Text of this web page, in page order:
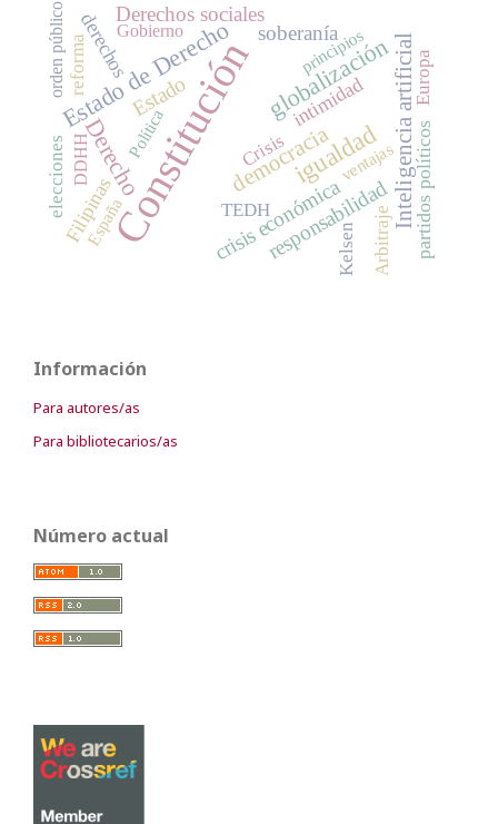
Constitución igualdad
Estado de Derecho globalización
Derecho democracia Inteligencia artificial
crisis económica
Derechos sociales
Estado
soberanía
responsabilidad
intimidad
Filipinas
derechos
partidos políticos
Crisis
reforma
TEDH
elecciones
Europa
Arbitraje
Kelsen
Política
Gobierno
España
orden público principios
DDHH ventajas
Información
Para autores/as
Para bibliotecarios/as
Número actual